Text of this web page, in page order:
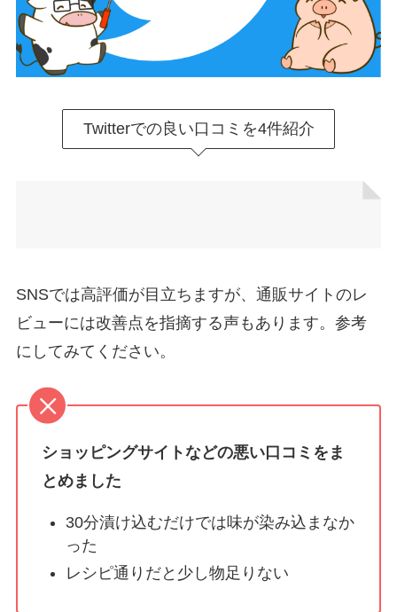
Twitterでの良い口コミを4件紹介
SNSでは高評価が目立ちますが、通販サイトのレ
ビューには改善点を指摘する声もあります。参考
にしてみてください。
ショッピングサイトなどの悪い口コミをま
とめました
30分漬け込むだけでは味が染み込まなか
った
レシピ通りだと少し物足りない